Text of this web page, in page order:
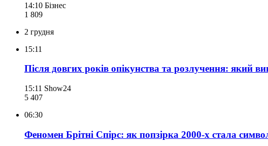
14:10 Бізнес
1 809
2 грудня
15:11
Після довгих років опікунства та розлучення: який
15:11 Show24
5 407
06:30
Феномен Брітні Спірс: як попзірка 2000-х стала